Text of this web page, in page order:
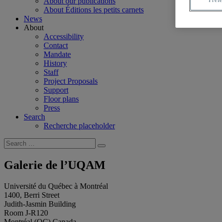
About Éditions les petits carnets
News
About
Accessibility
Contact
Mandate
History
Staff
Project Proposals
Support
Floor plans
Press
Search
Recherche placeholder
Search
for:
Search
Galerie de l’UQAM
Université du Québec à Montréal
1400, Berri Street
Judith-Jasmin Building
Room J-R120